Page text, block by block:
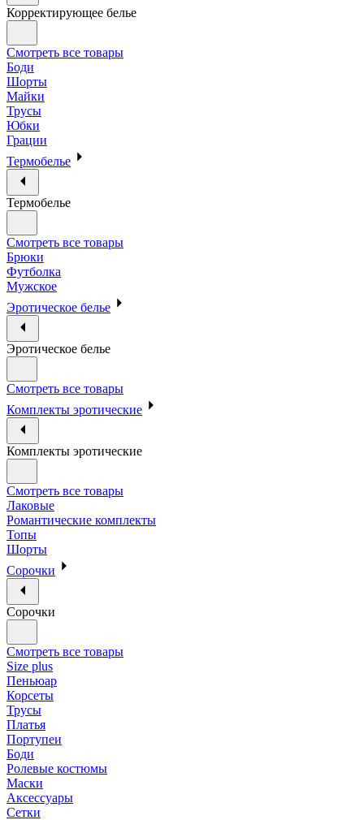
Корректирующее белье
Смотреть все товары
Боди
Шорты
Майки
Трусы
Юбки
Грации
Термобелье
Термобелье
Смотреть все товары
Брюки
Футболка
Мужское
Эротическое белье
Эротическое белье
Смотреть все товары
Комплекты эротические
Комплекты эротические
Смотреть все товары
Лаковые
Романтические комплекты
Топы
Шорты
Сорочки
Сорочки
Смотреть все товары
Size plus
Пеньюар
Корсеты
Трусы
Платья
Портупеи
Боди
Ролевые костюмы
Маски
Аксессуары
Сетки